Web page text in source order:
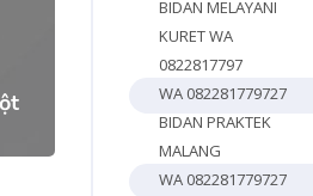
BIDAN MELAYANI
KURET WA
0822817797
WA 082281779727
BIDAN PRAKTEK
MALANG
WA 082281779727